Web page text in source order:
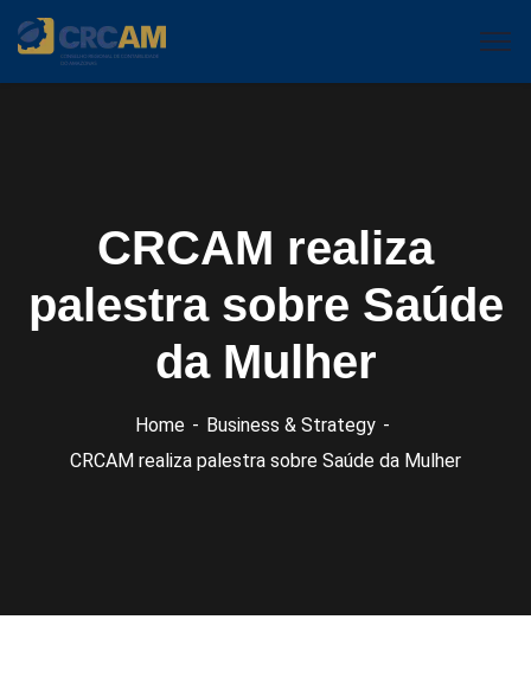
CRCAM realiza
palestra sobre Saúde
da Mulher
Home
Business & Strategy
CRCAM realiza palestra sobre Saúde da Mulher